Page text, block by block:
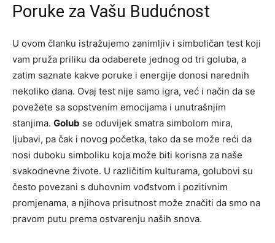
Poruke za Vašu Budućnost
U ovom članku istražujemo zanimljiv i simboličan test koji
vam pruža priliku da odaberete jednog od tri goluba, a
zatim saznate kakve poruke i energije donosi narednih
nekoliko dana. Ovaj test nije samo igra, već i način da se
povežete sa sopstvenim emocijama i unutrašnjim
stanjima. Golub se oduvijek smatra simbolom mira,
ljubavi, pa čak i novog početka, tako da se može reći da
nosi duboku simboliku koja može biti korisna za naše
svakodnevne živote. U različitim kulturama, golubovi su
često povezani s duhovnim vođstvom i pozitivnim
promjenama, a njihova prisutnost može značiti da smo na
pravom putu prema ostvarenju naših snova.